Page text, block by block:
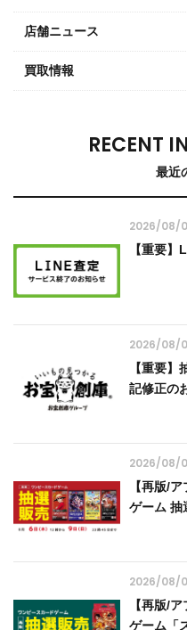
店舗ニュース
買取情報
RECENT
最近
2026/08/
【重要
2026/08/
【重要
記修正の
2026/08/
【再版/
ゲーム 抽
2026/08/
【再版/
ゲーム「